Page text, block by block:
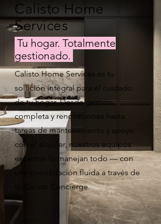
Calisto Home
Services
Tu hogar. Totalmente
gestionado.
Calisto Home Services es tu
solución integral para el cuidado
de tu hogar. Desde gestión
completa y renovaciones hasta
tareas de mantenimiento y apoyo
con el alquiler, nuestros equipos
expertos lo manejan todo — con
una coordinación fluida a través de
tu Calisto Concierge.